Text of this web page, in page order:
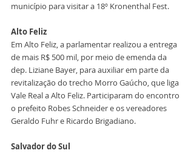
município para visitar a 18º Kronenthal Fest.
Alto Feliz
Em Alto Feliz, a parlamentar realizou a entrega
de mais R$ 500 mil, por meio de emenda da
dep. Liziane Bayer, para auxiliar em parte da
revitalização do trecho Morro Gaúcho, que liga
Vale Real a Alto Feliz. Participaram do encontro
o prefeito Robes Schneider e os vereadores
Geraldo Fuhr e Ricardo Brigadiano.
Salvador do Sul